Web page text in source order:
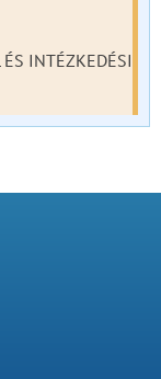
INTÉZKEDÉSI